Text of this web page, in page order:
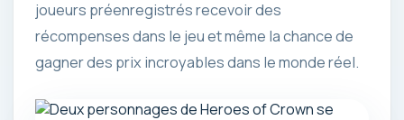
joueurs préenregistrés recevoir des
récompenses dans le jeu et même la chance de
gagner des prix incroyables dans le monde réel.